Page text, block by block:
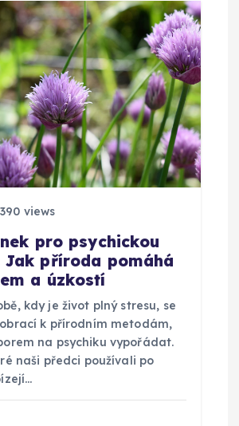
views
pro psychickou
Jak příroda pomáhá
a úzkostí
kdy je život plný stresu, se
k přírodním metodám,
na psychiku vypořádat.
naši předci používali po